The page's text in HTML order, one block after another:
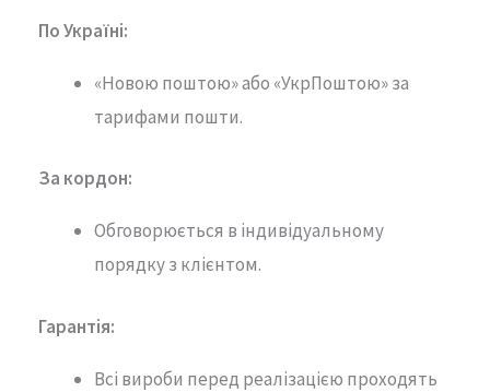
По Україні:
«Новою поштою» або «УкрПоштою» за
тарифами пошти.
За кордон:
Обговорюється в індивідуальному
порядку з клієнтом.
Гарантія:
Всі вироби перед реалізацією проходять